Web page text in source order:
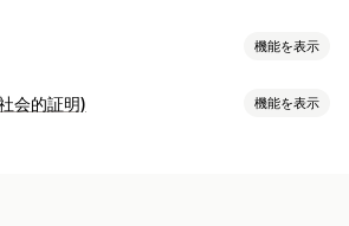
機能を表示
会的証明) 機能を表示